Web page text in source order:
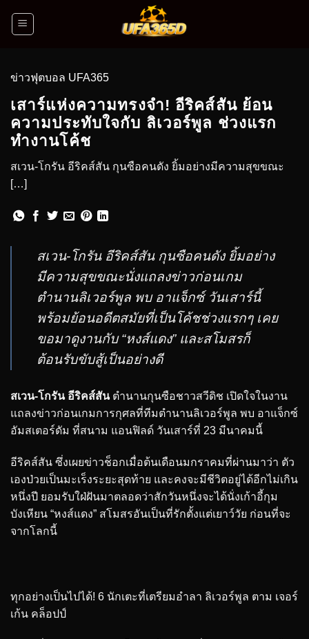
ข่าวฟุตบอล UFA365
เสาร์แห่งความทรงจำ! อีริคส์สัน ย้อน
ความประทับใจกับ ลิเวอร์พูล ช่วงแรก
ทำงานโค้ช
สเวน-โกรัน อีริคส์สัน กุนซือคนดัง ยิ้มอย่างมีความสุขขณะ
[…]
สเวน-โกรัน อีริคส์สัน กุนซือคนดัง ยิ้มอย่าง
มีความสุขขณะนั่งแถลงข่าวก่อนเกม
ตำนานลิเวอร์พูล พบ อาแจ็กซ์ วันเสาร์นี้
พร้อมย้อนอดีตสมัยที่เป็นโค้ชช่วงแรกๆ เคย
ขอมาดูงานกับ “หงส์แดง” และสโมสรก็
ต้อนรับขับสู้เป็นอย่างดี
สเวน-โกรัน อีริคส์สันตำนานกุนซือชาวสวีดิช เปิดใจในงาน
แถลงข่าวก่อนเกมการกุศลที่ทีมตำนานลิเวอร์พูล พบ อาแจ็กซ์
อัมสเตอร์ดัม ที่สนาม แอนฟิลด์ วันเสาร์ที่ 23 มีนาคมนี้
อีริคส์สัน ซึ่งเผยข่าวช็อกเมื่อต้นเดือนมกราคมที่ผ่านมาว่า ตัว
เองป่วยเป็นมะเร็งระยะสุดท้าย และคงจะมีชีวิตอยู่ได้อีกไม่เกิน
หนึ่งปี ยอมรับใฝ่ฝันมาตลอดว่าสักวันหนึ่งจะได้นั่งเก้าอี้กุม
บังเหียน “หงส์แดง” สโมสรอันเป็นที่รักตั้งแต่เยาว์วัย ก่อนที่จะ
จากโลกนี้
ทุกอย่างเป็นไปได้! 6 นักเตะที่เตรียมอำลา ลิเวอร์พูล ตาม เจอร์
เก้น คล็อปป์